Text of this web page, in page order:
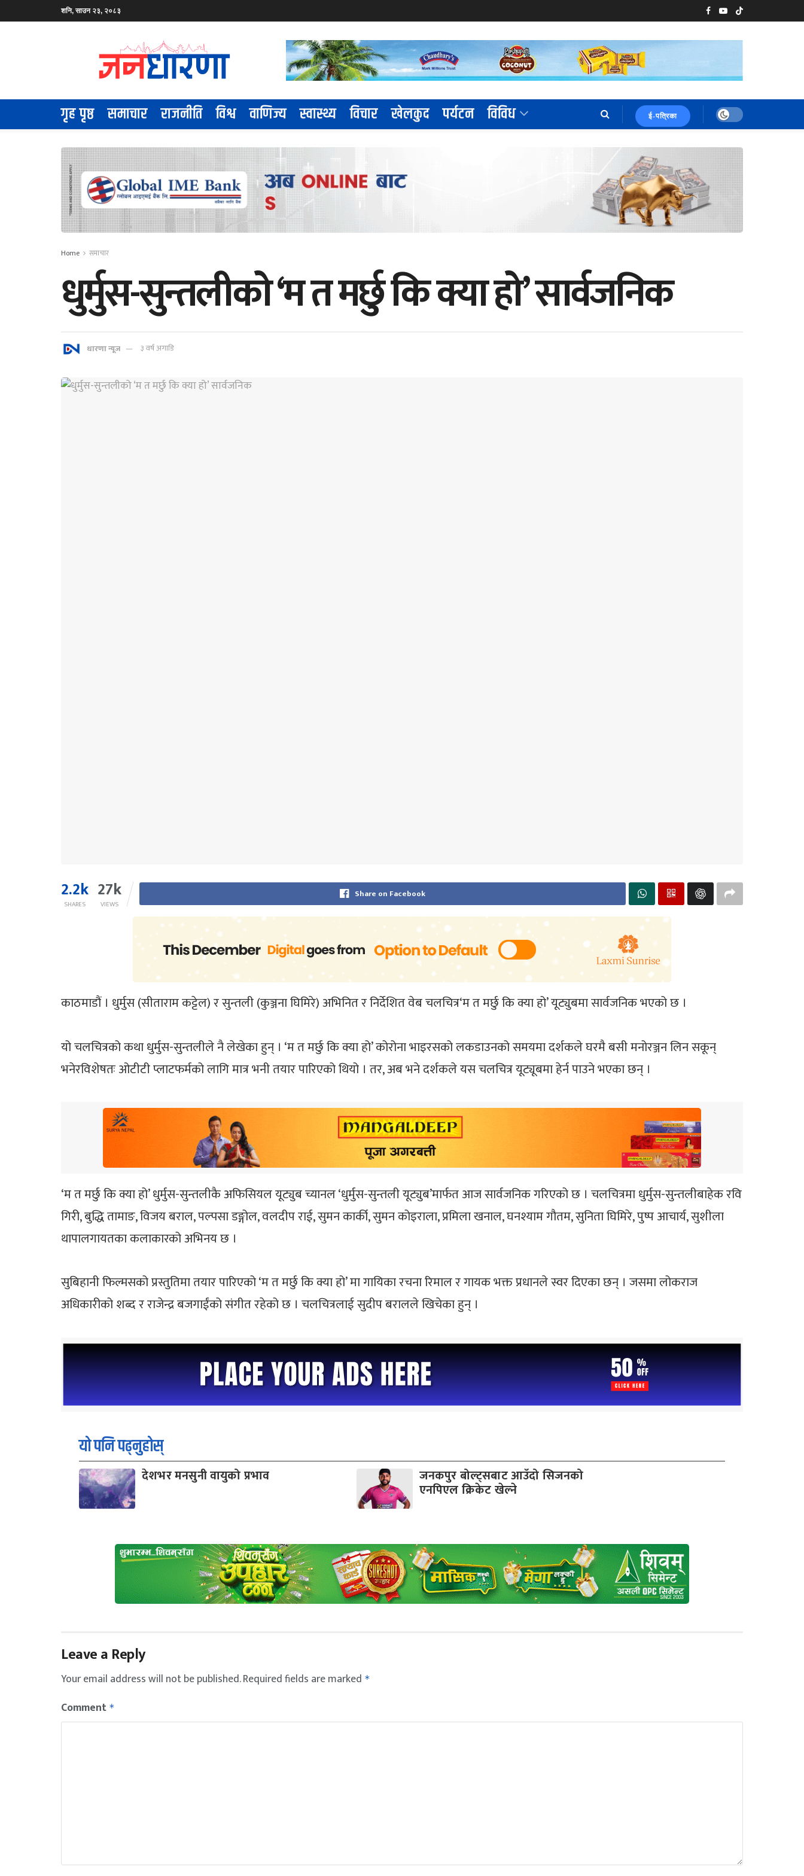
शनि, साउन २३, २०८३
गृह पृष्ठ समाचार राजनीति विश्व वाणिज्य स्वास्थ्य विचार खेलकुद पर्यटन विविध ई-पत्रिका
Home समाचार
धुर्मुस-सुन्तलीको ‘म त मर्छु कि क्या हो’ सार्वजनिक
धारणा न्यूज ३ वर्ष अगाडि
2.2k
SHARES
27k
VIEWS
Share on Facebook
काठमाडौं । धुर्मुस (सीताराम कट्टेल) र सुन्तली (कुञ्जना घिमिरे) अभिनित र निर्देशित वेब चलचित्र‘म त मर्छु कि क्या हो’ यूट्युबमा सार्वजनिक भएको छ ।
यो चलचित्रको कथा धुर्मुस-सुन्तलीले नै लेखेका हुन् । ‘म त मर्छु कि क्या हो’ कोरोना भाइरसको लकडाउनको समयमा दर्शकले घरमै बसी मनोरञ्जन लिन सकून्
भनेरविशेषतः ओटीटी प्लाटफर्मको लागि मात्र भनी तयार पारिएको थियो । तर, अब भने दर्शकले यस चलचित्र यूट्यूबमा हेर्न पाउने भएका छन् ।
‘म त मर्छु कि क्या हो’ धुर्मुस-सुन्तलीकै अफिसियल यूट्युब च्यानल ‘धुर्मुस-सुन्तली यूट्युब’मार्फत आज सार्वजनिक गरिएको छ । चलचित्रमा धुर्मुस-सुन्तलीबाहेक रवि
गिरी, बुद्धि तामाङ, विजय बराल, पल्पसा डङ्गोल, वलदीप राई, सुमन कार्की, सुमन कोइराला, प्रमिला खनाल, घनश्याम गौतम, सुनिता घिमिरे, पुष्प आचार्य, सुशीला
थापालगायतका कलाकारको अभिनय छ ।
सुबिहानी फिल्मसको प्रस्तुतिमा तयार पारिएको ‘म त मर्छु कि क्या हो’ मा गायिका रचना रिमाल र गायक भक्त प्रधानले स्वर दिएका छन् । जसमा लोकराज
अधिकारीको शब्द र राजेन्द्र बजगाईंको संगीत रहेको छ । चलचित्रलाई सुदीप बरालले खिचेका हुन् ।
यो पनि पढ्नुहोस्
देशभर मनसुनी वायुको प्रभाव जनकपुर बोल्ट्सबाट आउँदो सिजनको
एनपिएल क्रिकेट खेल्ने
Leave a Reply
Your email address will not be published.Required fields are marked *
Comment *